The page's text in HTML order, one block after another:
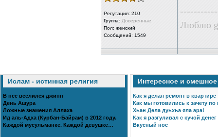
Репутация: 210
Группа: Доверенные
Пол: женский
Сообщений: 1549
Люблю
Ислам - истинная религия
В нее вселился джинн
День Ашура
Ложные знамения Аллаха
Ид аль-Адха (Курбан-Байрам) в 2012 году.
Каждой мусульманке. Каждой девушке…
Интересное и смешное
Как я делал ремонт в квартире
Как мы готовились к зачету по
Хьан Дела дуьхьа яла ара!
Как я разгуливал с кучой
Вкусный нос